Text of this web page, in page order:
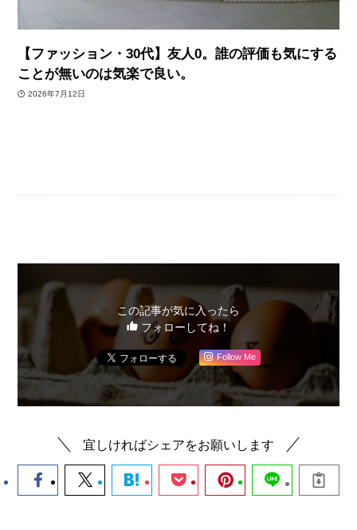
【ファッション・30代】友人0。誰の評価も気にする
ことが無いのは気楽で良い。
2026年7月12日
この記事が気に入ったら
フォローしてね！
Follow Me
宜しければシェアをお願いします